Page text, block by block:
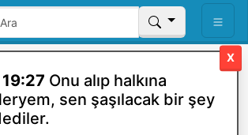
Onu alıp halkına
sen şaşılacak bir şey
X